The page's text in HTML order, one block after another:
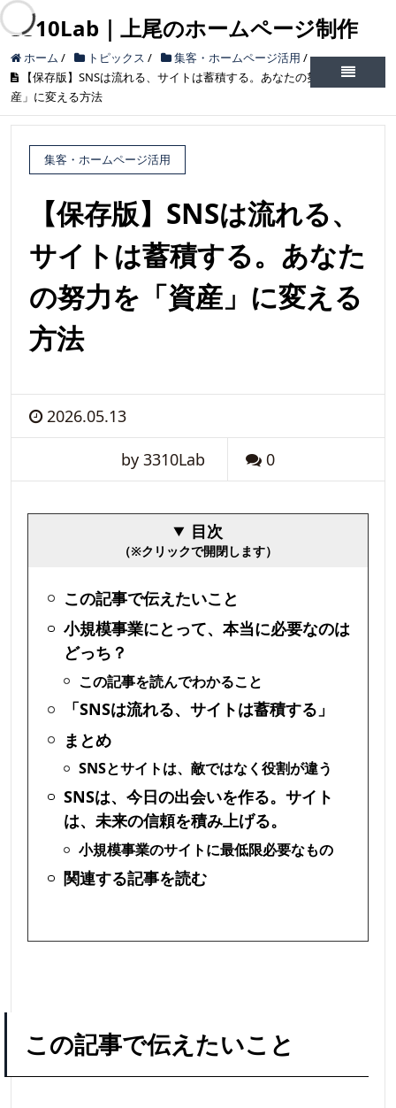
3310Lab｜上尾のホームページ制作
ホーム / トピックス / 集客・ホームページ活用 /
【保存版】SNSは流れる、サイトは蓄積する。あなたの努力を「資
産」に変える方法
集客・ホームページ活用
【保存版】SNSは流れる、
サイトは蓄積する。あなた
の努力を「資産」に変える
方法
2026.05.13
by 3310Lab 0
目次
（※クリックで開閉します）
この記事で伝えたいこと
小規模事業にとって、本当に必要なのは
どっち？
この記事を読んでわかること
「SNSは流れる、サイトは蓄積する」
まとめ
SNSとサイトは、敵ではなく役割が違う
SNSは、今日の出会いを作る。サイト
は、未来の信頼を積み上げる。
小規模事業のサイトに最低限必要なもの
関連する記事を読む
この記事で伝えたいこと